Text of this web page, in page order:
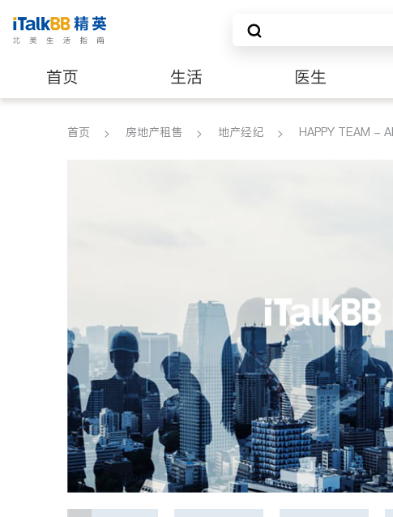
首页 生活 医生
养老 非盈利组织
首页 房地产租售 地产经纪 HAPPY TEAM -